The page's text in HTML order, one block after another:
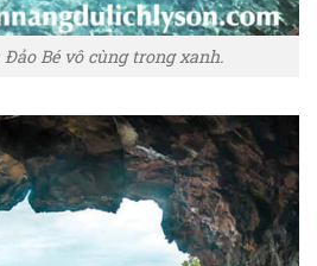
Đảo Bé vô cùng trong xanh.